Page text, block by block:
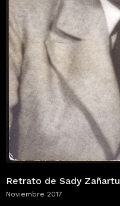
Retrato de Sady Zañartu
Noviembre 2017